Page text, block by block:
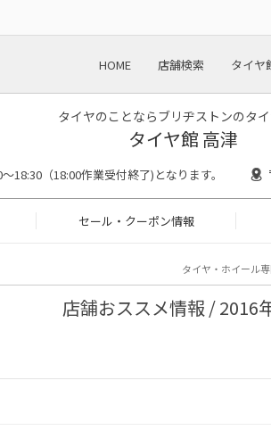
HOME 店舗検索 タイヤ
タイヤのことならブリヂストンのタ
タイヤ館 高津
18:30（18:00作業受付終了)となります。
セール・クーポン情報
タイヤ・ホイール
店舗おススメ情報 / 2016